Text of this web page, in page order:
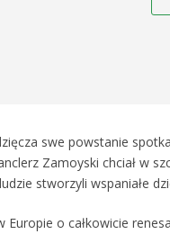
swe powstanie
Zamoyski chciał w
stworzyli wspaniałe
o całkowicie